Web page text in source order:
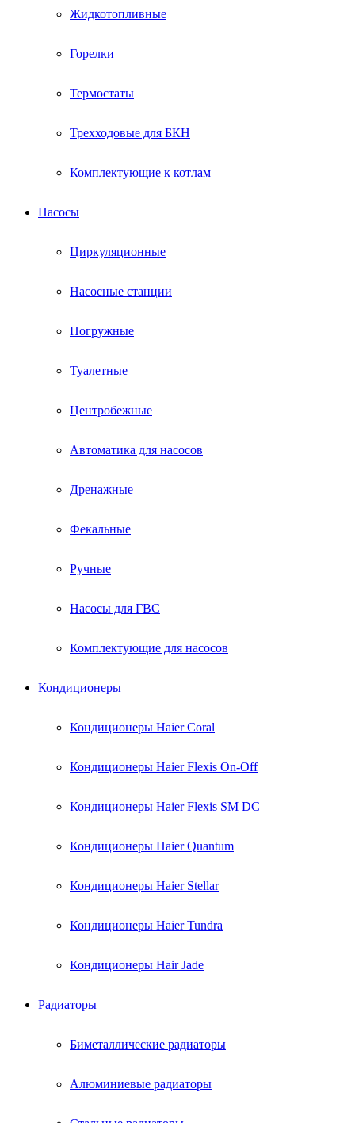
Жидкотопливные
Горелки
Термостаты
Трехходовые для БКН
Комплектующие к котлам
Насосы
Циркуляционные
Насосные станции
Погружные
Туалетные
Центробежные
Автоматика для насосов
Дренажные
Фекальные
Ручные
Насосы для ГВС
Комплектующие для насосов
Кондиционеры
Кондиционеры Haier Coral
Кондиционеры Haier Flexis On-Off
Кондиционеры Haier Flexis SM DC
Кондиционеры Haier Quantum
Кондиционеры Haier Stellar
Кондиционеры Haier Tundra
Кондиционеры Hair Jade
Радиаторы
Биметаллические радиаторы
Алюминиевые радиаторы